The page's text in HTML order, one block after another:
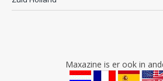
Maxazine is er ook in